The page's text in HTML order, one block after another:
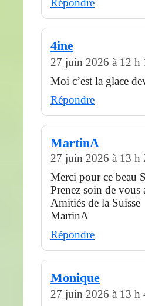
Répondre
4ine
27 juin 2026 à 12 h
Moi c’est la glace
Répondre
MartinA
27 juin 2026 à 13 h
Merci pour ce beau
Prenez soin de vous
Amitiés de la Suisse
MartinA
Répondre
Monique
27 juin 2026 à 13 h